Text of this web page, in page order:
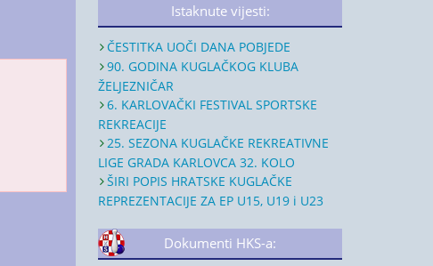
Istaknute vijesti:
ČESTITKA UOČI DANA POBJEDE
90. GODINA KUGLAČKOG KLUBA
ŽELJEZNIČAR
6. KARLOVAČKI FESTIVAL SPORTSKE
REKREACIJE
25. SEZONA KUGLAČKE REKREATIVNE
LIGE GRADA KARLOVCA 32. KOLO
ŠIRI POPIS HRATSKE KUGLAČKE
REPREZENTACIJE ZA EP U15, U19 i U23
Dokumenti HKS-a: